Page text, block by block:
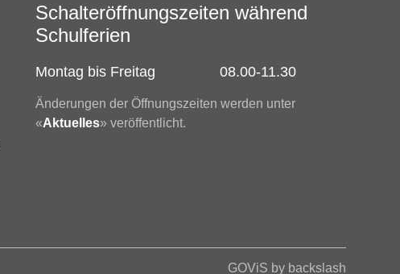
Schalteröffnungszeiten während
Schulferien
Montag bis Freitag 08.00-11.30
Änderungen der Öffnungszeiten werden unter
«Aktuelles» veröffentlicht.
GOViS by backslash